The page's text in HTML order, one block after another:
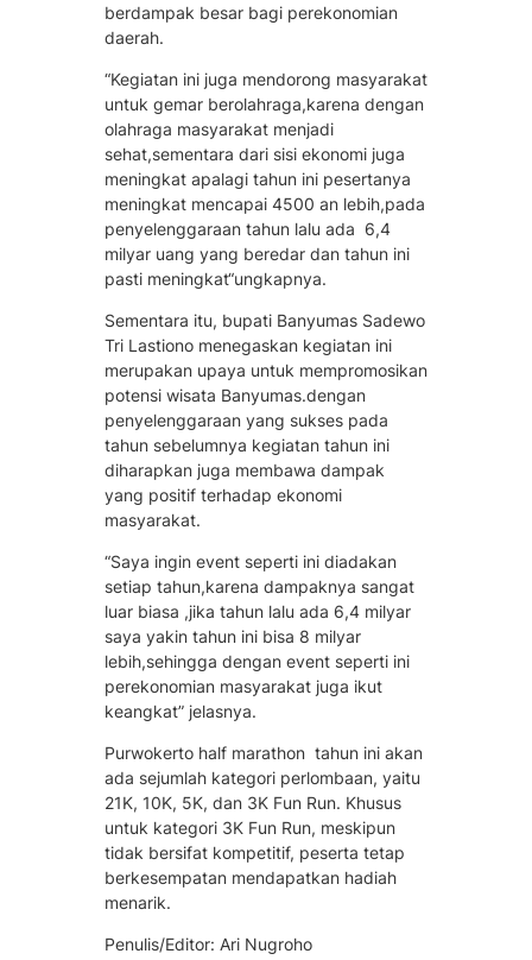
berdampak besar bagi perekonomian
daerah.
“Kegiatan ini juga mendorong masyarakat
untuk gemar berolahraga,karena dengan
olahraga masyarakat menjadi
sehat,sementara dari sisi ekonomi juga
meningkat apalagi tahun ini pesertanya
meningkat mencapai 4500 an lebih,pada
penyelenggaraan tahun lalu ada 6,4
milyar uang yang beredar dan tahun ini
pasti meningkat“ungkapnya.
Sementara itu, bupati Banyumas Sadewo
Tri Lastiono menegaskan kegiatan ini
merupakan upaya untuk mempromosikan
potensi wisata Banyumas.dengan
penyelenggaraan yang sukses pada
tahun sebelumnya kegiatan tahun ini
diharapkan juga membawa dampak
yang positif terhadap ekonomi
masyarakat.
“Saya ingin event seperti ini diadakan
setiap tahun,karena dampaknya sangat
luar biasa ,jika tahun lalu ada 6,4 milyar
saya yakin tahun ini bisa 8 milyar
lebih,sehingga dengan event seperti ini
perekonomian masyarakat juga ikut
keangkat” jelasnya.
Purwokerto half marathon tahun ini akan
ada sejumlah kategori perlombaan, yaitu
21K, 10K, 5K, dan 3K Fun Run. Khusus
untuk kategori 3K Fun Run, meskipun
tidak bersifat kompetitif, peserta tetap
berkesempatan mendapatkan hadiah
menarik.
Penulis/Editor: Ari Nugroho